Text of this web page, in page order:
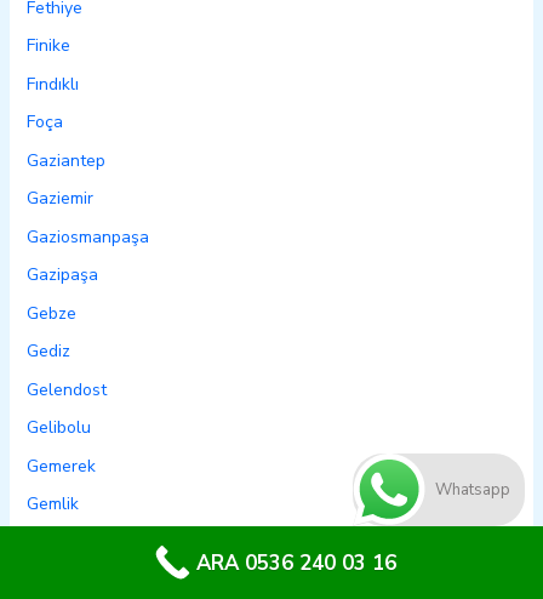
Fethiye
Finike
Fındıklı
Foça
Gaziantep
Gaziemir
Gaziosmanpaşa
Gazipaşa
Gebze
Gediz
Gelendost
Gelibolu
Gemerek
Gemlik
Whatsapp
ARA 0536 240 03 16